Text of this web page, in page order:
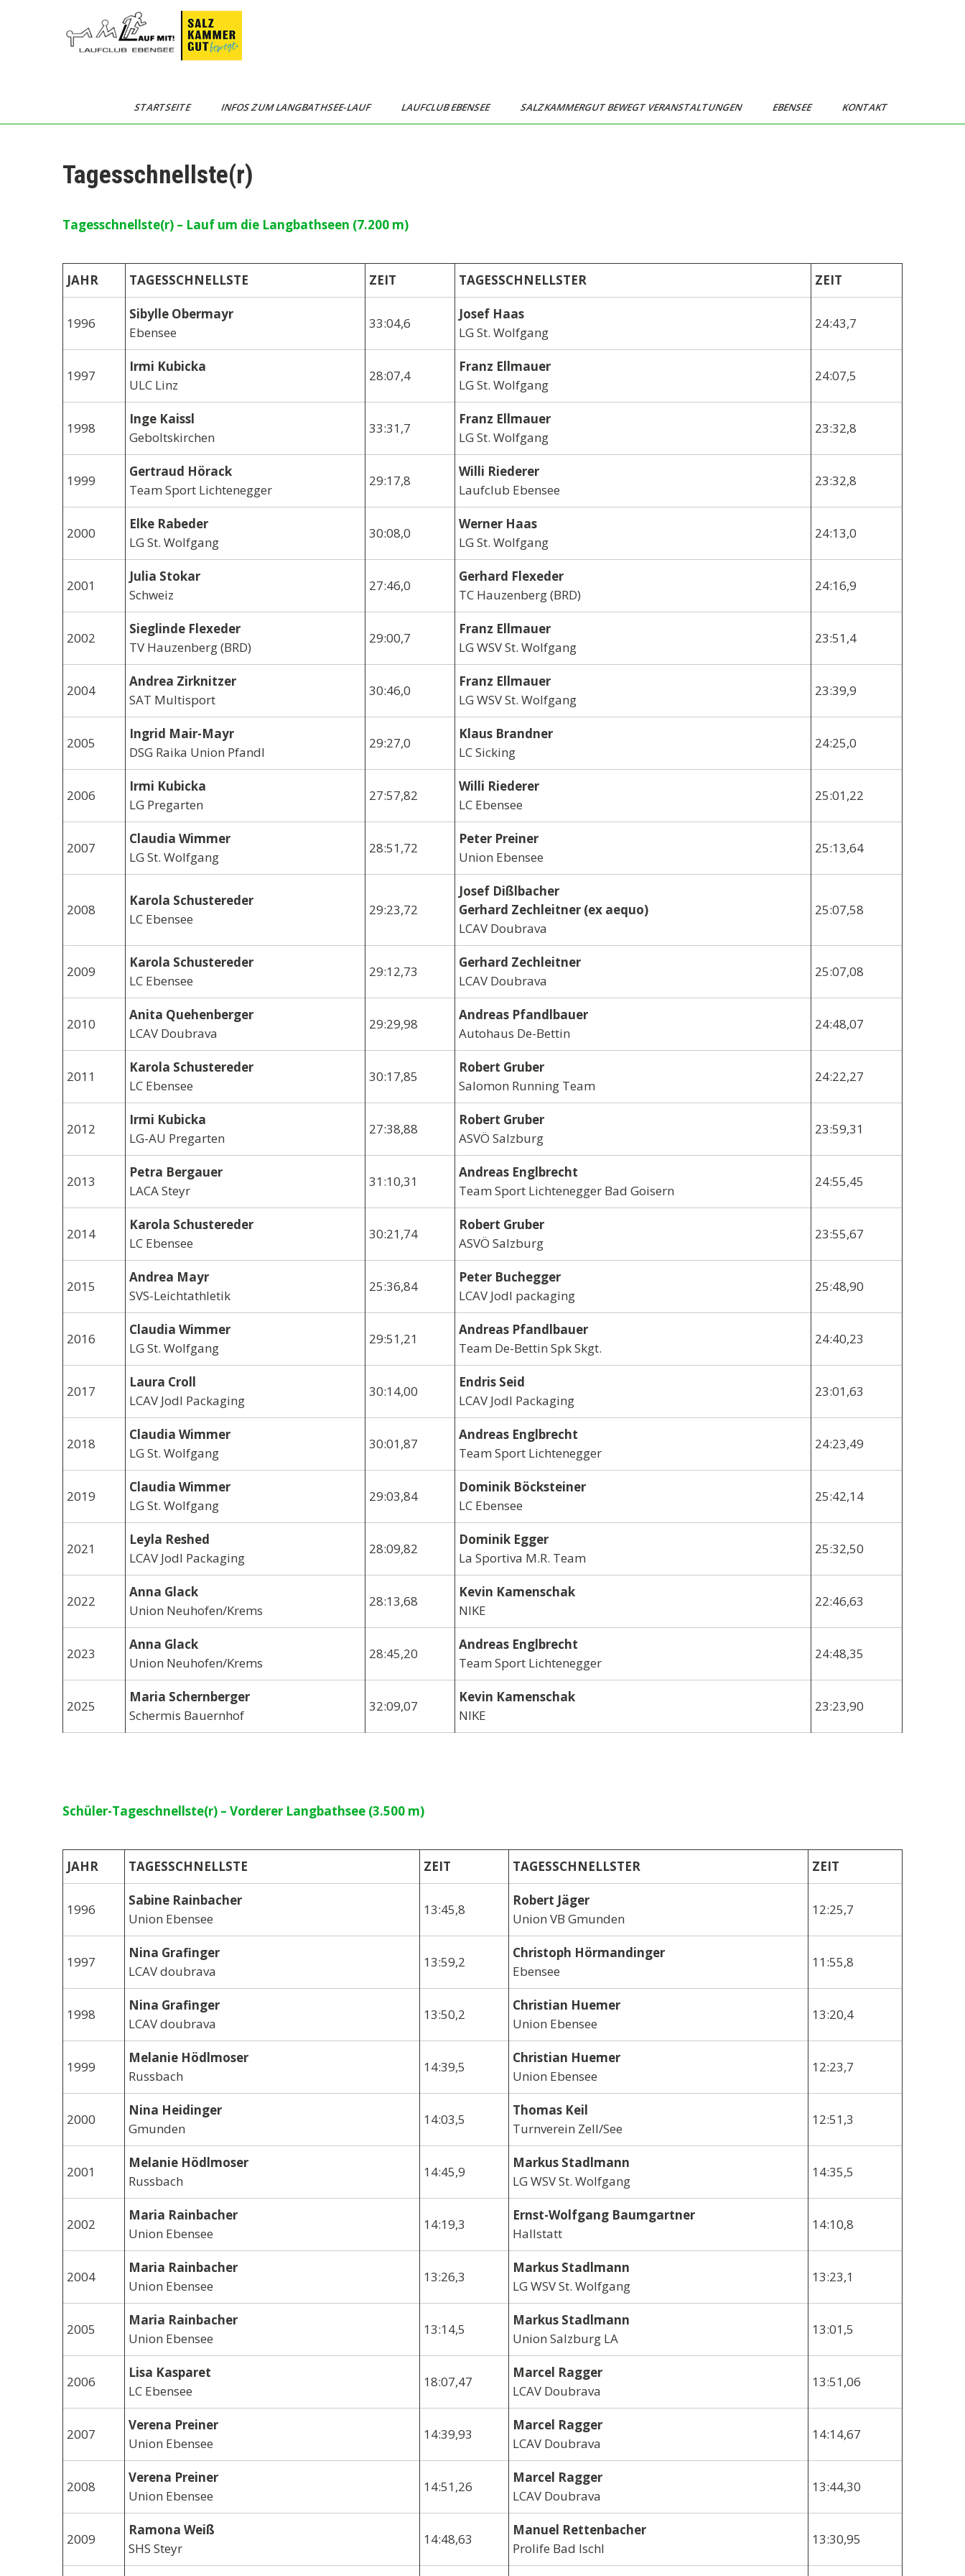
STARTSEITE INFOS ZUM LANGBATHSEE-LAUF LAUFCLUB EBENSEE SALZKAMMERGUT BEWEGT VERANSTALTUNGEN EBENSEE KONTAKT
Tagesschnellste(r)
Tagesschnellste(r) – Lauf um die Langbathseen (7.200 m)
JAHR TAGESSCHNELLSTE ZEIT TAGESSCHNELLSTER ZEIT
1996
Sibylle Obermayr
Ebensee
33:04,6
Josef Haas
LG St. Wolfgang
24:43,7
1997
Irmi Kubicka
ULC Linz
28:07,4
Franz Ellmauer
LG St. Wolfgang
24:07,5
1998
Inge Kaissl
Geboltskirchen
33:31,7
Franz Ellmauer
LG St. Wolfgang
23:32,8
1999
Gertraud Hörack
Team Sport Lichtenegger
29:17,8
Willi Riederer
Laufclub Ebensee
23:32,8
2000
Elke Rabeder
LG St. Wolfgang
30:08,0
Werner Haas
LG St. Wolfgang
24:13,0
2001
Julia Stokar
Schweiz
27:46,0
Gerhard Flexeder
TC Hauzenberg (BRD)
24:16,9
2002
Sieglinde Flexeder
TV Hauzenberg (BRD)
29:00,7
Franz Ellmauer
LG WSV St. Wolfgang
23:51,4
2004
Andrea Zirknitzer
SAT Multisport
30:46,0
Franz Ellmauer
LG WSV St. Wolfgang
23:39,9
2005
Ingrid Mair-Mayr
DSG Raika Union Pfandl
29:27,0
Klaus Brandner
LC Sicking
24:25,0
2006
Irmi Kubicka
LG Pregarten
27:57,82
Willi Riederer
LC Ebensee
25:01,22
2007
Claudia Wimmer
LG St. Wolfgang
28:51,72
Peter Preiner
Union Ebensee
25:13,64
2008
Karola Schustereder
LC Ebensee
29:23,72
Josef Dißlbacher
Gerhard Zechleitner (ex aequo)
LCAV Doubrava
25:07,58
2009
Karola Schustereder
LC Ebensee
29:12,73
Gerhard Zechleitner
LCAV Doubrava
25:07,08
2010
Anita Quehenberger
LCAV Doubrava
29:29,98
Andreas Pfandlbauer
Autohaus De-Bettin
24:48,07
2011
Karola Schustereder
LC Ebensee
30:17,85
Robert Gruber
Salomon Running Team
24:22,27
2012
Irmi Kubicka
LG-AU Pregarten
27:38,88
Robert Gruber
ASVÖ Salzburg
23:59,31
2013
Petra Bergauer
LACA Steyr
31:10,31
Andreas Englbrecht
Team Sport Lichtenegger Bad Goisern
24:55,45
2014
Karola Schustereder
LC Ebensee
30:21,74
Robert Gruber
ASVÖ Salzburg
23:55,67
2015
Andrea Mayr
SVS-Leichtathletik
25:36,84
Peter Buchegger
LCAV Jodl packaging
25:48,90
2016
Claudia Wimmer
LG St. Wolfgang
29:51,21
Andreas Pfandlbauer
Team De-Bettin Spk Skgt.
24:40,23
2017
Laura Croll
LCAV Jodl Packaging
30:14,00
Endris Seid
LCAV Jodl Packaging
23:01,63
2018
Claudia Wimmer
LG St. Wolfgang
30:01,87
Andreas Englbrecht
Team Sport Lichtenegger
24:23,49
2019
Claudia Wimmer
LG St. Wolfgang
29:03,84
Dominik Böcksteiner
LC Ebensee
25:42,14
2021
Leyla Reshed
LCAV Jodl Packaging
28:09,82
Dominik Egger
La Sportiva M.R. Team
25:32,50
2022
Anna Glack
Union Neuhofen/Krems
28:13,68
Kevin Kamenschak
NIKE
22:46,63
2023
Anna Glack
Union Neuhofen/Krems
28:45,20
Andreas Englbrecht
Team Sport Lichtenegger
24:48,35
2025
Maria Schernberger
Schermis Bauernhof
32:09,07
Kevin Kamenschak
NIKE
23:23,90
Schüler-Tageschnellste(r) – Vorderer Langbathsee (3.500 m)
JAHR TAGESSCHNELLSTE ZEIT TAGESSCHNELLSTER ZEIT
1996
Sabine Rainbacher
Union Ebensee
13:45,8
Robert Jäger
Union VB Gmunden
12:25,7
1997
Nina Grafinger
LCAV doubrava
13:59,2
Christoph Hörmandinger
Ebensee
11:55,8
1998
Nina Grafinger
LCAV doubrava
13:50,2
Christian Huemer
Union Ebensee
13:20,4
1999
Melanie Hödlmoser
Russbach
14:39,5
Christian Huemer
Union Ebensee
12:23,7
2000
Nina Heidinger
Gmunden
14:03,5
Thomas Keil
Turnverein Zell/See
12:51,3
2001
Melanie Hödlmoser
Russbach
14:45,9
Markus Stadlmann
LG WSV St. Wolfgang
14:35,5
2002
Maria Rainbacher
Union Ebensee
14:19,3
Ernst-Wolfgang Baumgartner
Hallstatt
14:10,8
2004
Maria Rainbacher
Union Ebensee
13:26,3
Markus Stadlmann
LG WSV St. Wolfgang
13:23,1
2005
Maria Rainbacher
Union Ebensee
13:14,5
Markus Stadlmann
Union Salzburg LA
13:01,5
2006
Lisa Kasparet
LC Ebensee
18:07,47
Marcel Ragger
LCAV Doubrava
13:51,06
2007
Verena Preiner
Union Ebensee
14:39,93
Marcel Ragger
LCAV Doubrava
14:14,67
2008
Verena Preiner
Union Ebensee
14:51,26
Marcel Ragger
LCAV Doubrava
13:44,30
2009
Ramona Weiß
SHS Steyr
14:48,63
Manuel Rettenbacher
Prolife Bad Ischl
13:30,95